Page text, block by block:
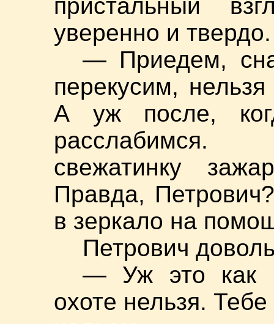
пристальный
уверенно и твердо.
— Приедем,
перекусим,
А уж после,
расслабимся.
свежатинку
Правда,
в зеркало на
Петрович
— Уж это как
охоте нельзя.